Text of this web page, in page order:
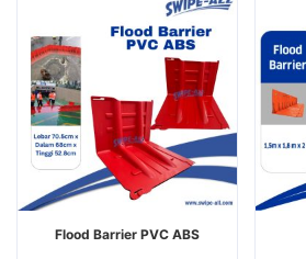
terbaru
Flood Barrier PVC ABS